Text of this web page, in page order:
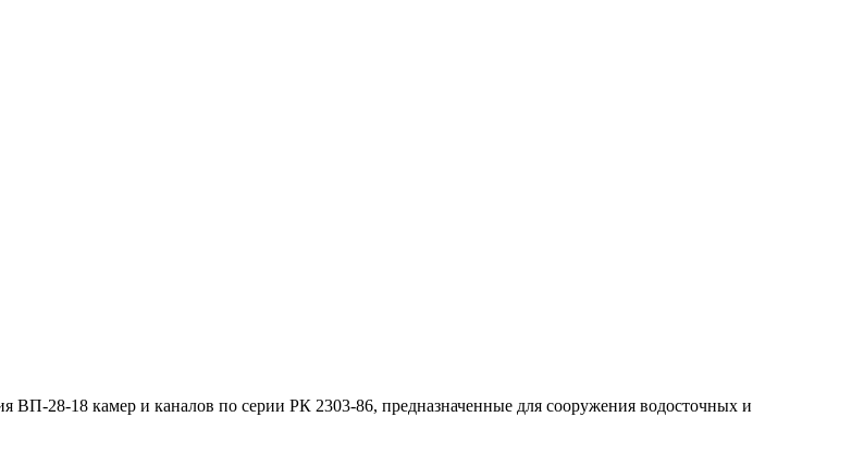
28-18 камер и каналов по серии РК 2303-86, предназначенные для сооружения водосточных и